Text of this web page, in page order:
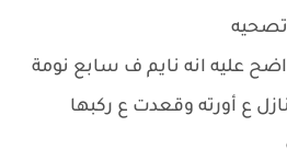
عليه انه نايم ف سابع نومة
ع أورته وقعدت ع ركبها